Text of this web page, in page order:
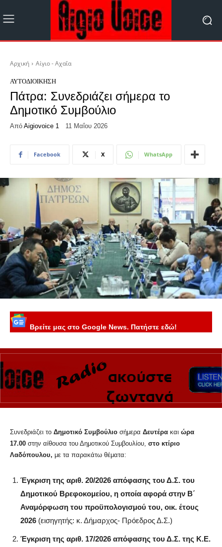
Αρχική Αίγιο - Αχαΐα
ΑΥΤΟΔΙΟΊΚΗΣΗ
Πάτρα: Συνεδριάζει σήμερα το
Δημοτικό Συμβούλιο
Από Aigiovoice 1 11 Μαΐου 2026
Facebook X WhatsApp
Βρείτε μας στο Google News. Πατήστε εδώ!
Συνεδριάζει το Δημοτικό Συμβούλιο σήμερα Δευτέρα και ώρα
17.00 στην αίθουσα του Δημοτικού Συμβουλίου, στο κτίριο
Λαδόπουλου, με τα παρακάτω θέματα:
Έγκριση της αριθ. 20/2026 απόφασης του Δ.Σ. του
Δημοτικού Βρεφοκομείου, η οποία αφορά στην Β΄
Αναμόρφωση του προϋπολογισμού του, οικ. έτους
2026 (εισηγητής: κ. Δήμαρχος- Πρόεδρος Δ.Σ.)
Έγκριση της αριθ. 17/2026 απόφασης του Δ.Σ. της Κ.Ε.